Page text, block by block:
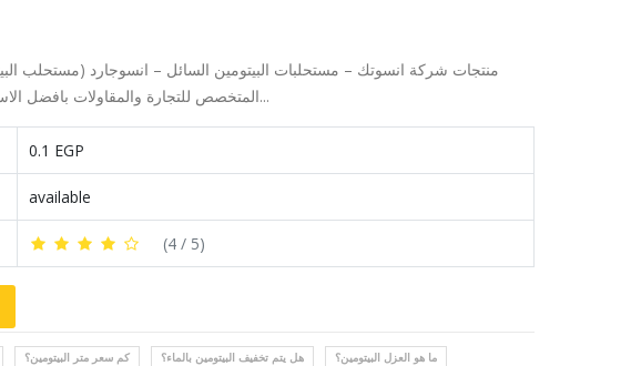
منتجات شركة انسوتك – مستحلبات البيتومين السائل – انسوجارد (مستحلب
المتخصص للتجارة والمقاولات بافضل الاسعار التنافسية واقوى الخصومات والمنتجات ذات ال...
0.1 EGP
available
(4 / 5)
كم سعر متر البيتومين؟ هل يتم تخفيف البيتومين بالماء؟
ما هو العزل البيتومين؟